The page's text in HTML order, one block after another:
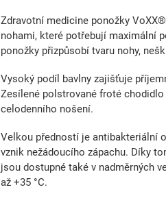
Zdravotní medicine ponožky
nohami, které potřebují maximální
ponožky přizpůsobí tvaru nohy,
Vysoký podíl bavlny zajišťuje
Zesílené polstrované froté chodidlo
celodenního nošení.
Velkou předností je antibakteriální
vznik nežádoucího zápachu. Díky
jsou dostupné také v nadměrných
až +35 °C.